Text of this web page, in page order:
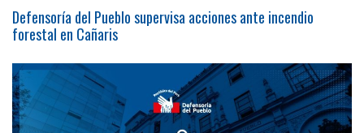
Defensoría del Pueblo supervisa acciones ante incendio
forestal en Cañaris